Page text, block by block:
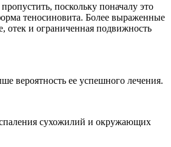
поскольку поначалу это
теносиновита. Более выраженные
отек и ограниченная подвижность
вероятность ее успешного лечения.
сухожилий и окружающих